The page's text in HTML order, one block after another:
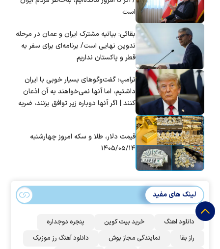
است
بقائی: بیانیه مشترک ایران و عمان در مرحله
تدوین نهایی است/ برنامه‌ای برای سفر به
قطر و پاکستان نداریم
ترامپ: گفت‌و‌گو‌های بسیار خوبی با ایران
داشتیم، اما آنها نمی‌خواهند به آن اذعان
کنند | اگر آنها دوباره زیر توافق بزنند، ضربه
قیمت دلار، طلا و سکه امروز چهارشنبه
۱۴۰۵/۰۵/۱۴
لینک های مفید
دانلود اهنگ خرید بیت کوین
پنجره دوجداره
راز بقا
نمایندگی مجاز بوش
دانلود آهنگ رز‌ موزیک